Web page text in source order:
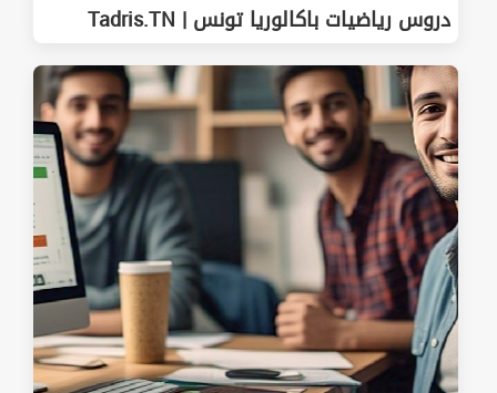
دروس رياضيات باكالوريا تونس | Tadris.TN